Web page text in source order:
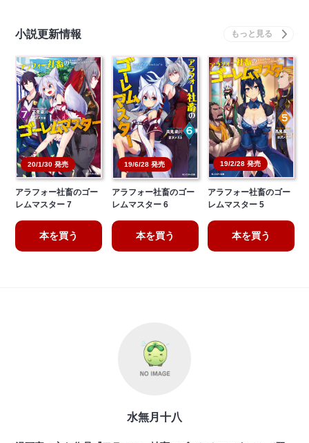
小説更新情報
20/1/30 発売
アラフォー社畜のゴー
レムマスター 7
本を買う
19/6/28 発売
アラフォー社畜のゴー
レムマスター 6
本を買う
19/2/28 発売
アラフォー社畜のゴー
レムマスター 5
本を買う
水無月十八